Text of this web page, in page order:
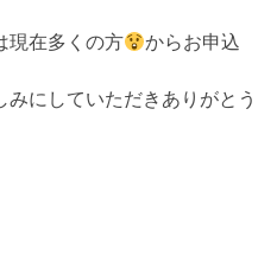
現在多くの方
からお申込
にしていただきありがとう